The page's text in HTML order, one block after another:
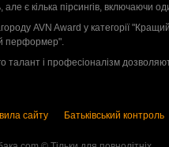
є кілька пірсингів, включаючи
AVN Award у категорії
перформер".
і професіоналізм
сайту Батьківський контроль